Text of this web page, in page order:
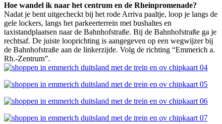
Hoe wandel ik naar het centrum en de Rheinpromenade?
Nadat je bent uitgecheckt bij het rode Arriva paaltje, loop je langs de
gele lockers, langs het parkeerterrein met bushaltes en
taxistandplaatsen naar de Bahnhofstraße. Bij de Bahnhofstraße ga je
rechtsaf. De juiste looprichting is aangegeven op een wegwijzer bij
de Bahnhofstraße aan de linkerzijde. Volg de richting “Emmerich a.
Rh.-Zentrum”.